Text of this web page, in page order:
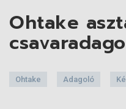
Ohtake
Ohtake Adagoló